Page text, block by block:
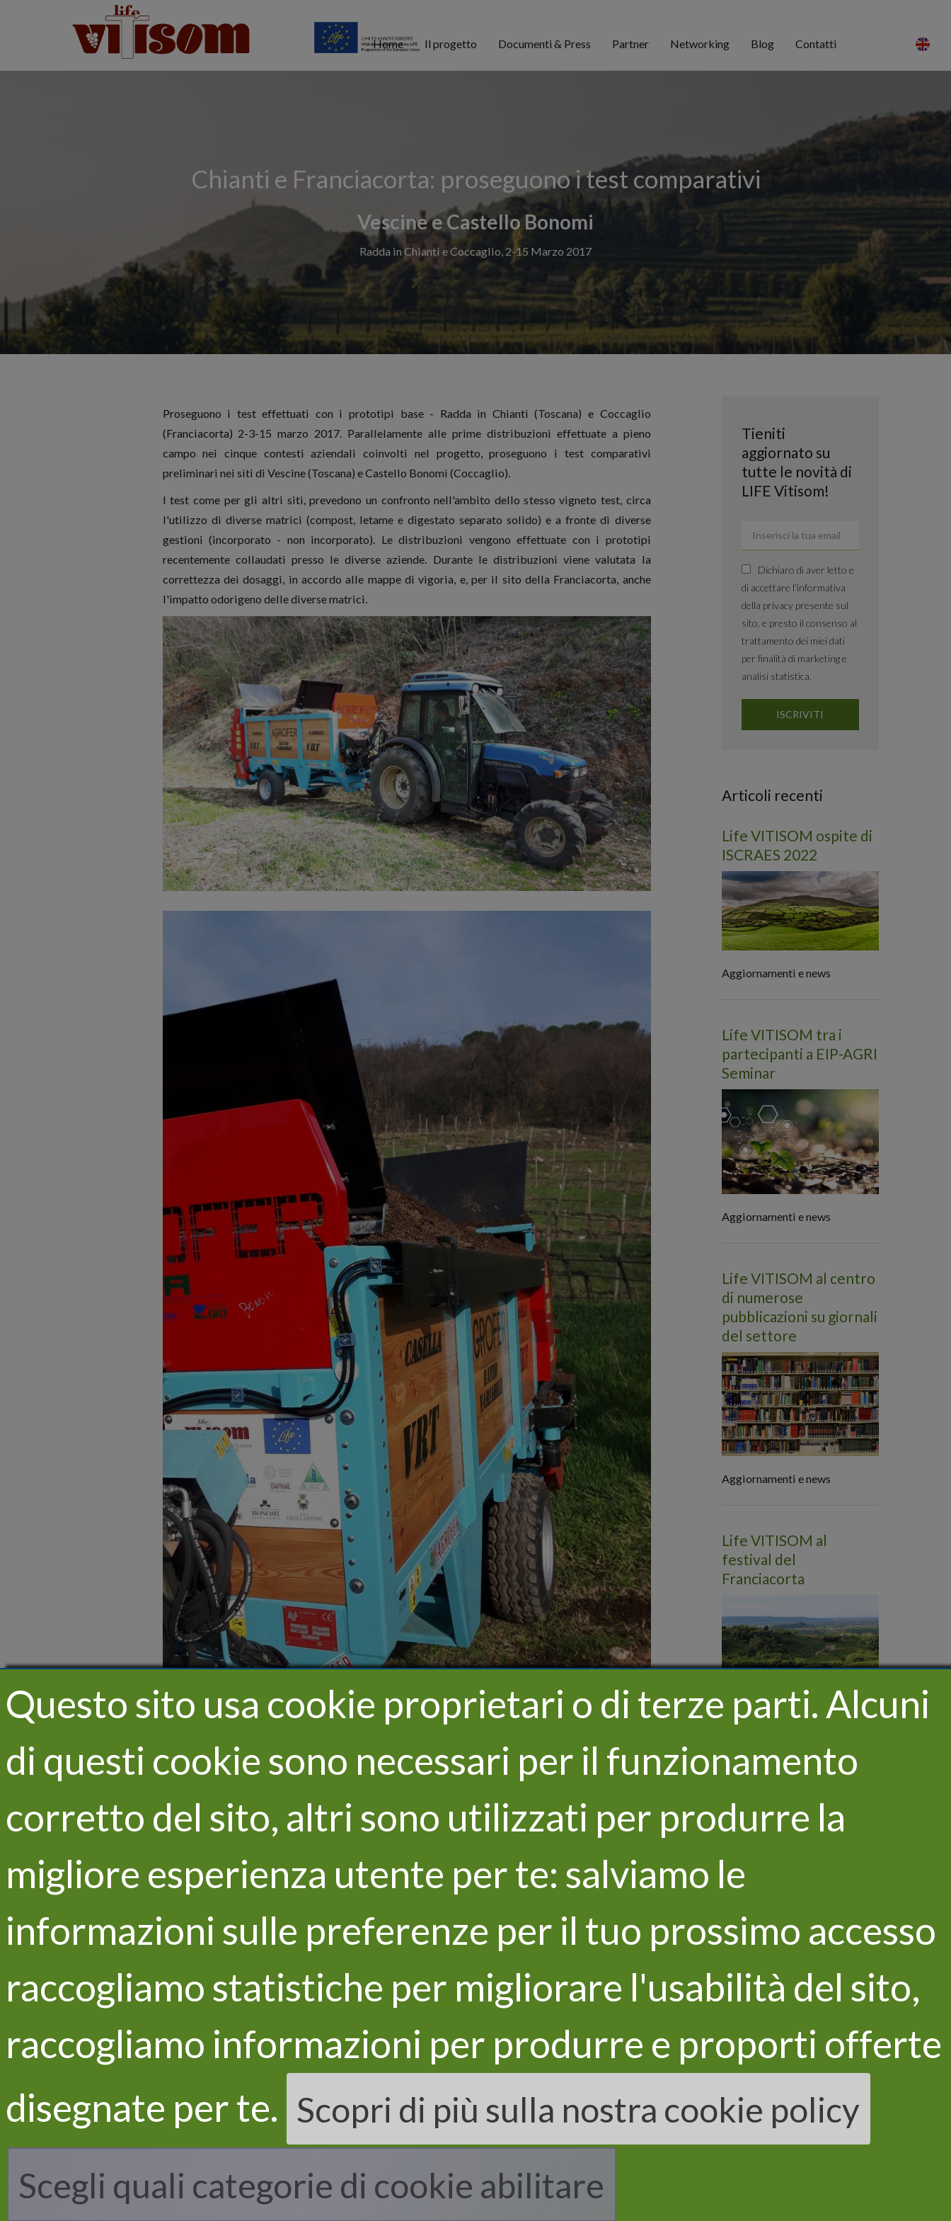
Home Il progetto Documenti & Press Partner Networking Blog Contatti
Chianti e Franciacorta: proseguono i test comparativi
Vescine e Castello Bonomi
Radda in Chianti e Coccaglio, 2-15 Marzo 2017
Proseguono i test effettuati con i prototipi base - Radda in Chianti (Toscana) e Coccaglio
(Franciacorta) 2-3-15 marzo 2017. Parallelamente alle prime distribuzioni effettuate a pieno
campo nei cinque contesti aziendali coinvolti nel progetto, proseguono i test comparativi
preliminari nei siti di Vescine (Toscana) e Castello Bonomi (Coccaglio).
I test come per gli altri siti, prevedono un confronto nell'ambito dello stesso vigneto test, circa
l'utilizzo di diverse matrici (compost, letame e digestato separato solido) e a fronte di diverse
gestioni (incorporato - non incorporato). Le distribuzioni vengono effettuate con i prototipi
recentemente collaudati presso le diverse aziende. Durante le distribuzioni viene valutata la
correttezza dei dosaggi, in accordo alle mappe di vigoria, e, per il sito della Franciacorta, anche
l'impatto odorigeno delle diverse matrici.
Tieniti
aggiornato su
tutte le novità di
LIFE Vitisom!
Dichiaro di aver letto e
di accettare l'informativa
della privacy presente sul
sito, e presto il consenso al
trattamento dei miei dati
per finalità di marketing e
analisi statistica.
Articoli recenti
Life VITISOM ospite di
ISCRAES 2022
Aggiornamenti e news
Life VITISOM tra i
partecipanti a EIP-AGRI
Seminar
Aggiornamenti e news
Life VITISOM al centro
di numerose
pubblicazioni su giornali
del settore
Aggiornamenti e news
Life VITISOM al
festival del
Franciacorta
Castello Bonomi
al convegno Life
Zeowine
LIFE VITISOM
Il progetto
Gli obiettivi
I risultati
Il programma LIFE
Partner
Privacy and cookie
Iscriviti alla newsletter
privacy presente sul sito, e presto il consenso al
trattamento dei miei dati per finalità di marketing e analisi
statistica.
Questo sito usa cookie proprietari o di terze parti. Alcuni
di questi cookie sono necessari per il funzionamento
corretto del sito, altri sono utilizzati per produrre la
migliore esperienza utente per te: salviamo le
informazioni sulle preferenze per il tuo prossimo accesso
raccogliamo statistiche per migliorare l'usabilità del sito,
raccogliamo informazioni per produrre e proporti offerte
disegnate per te. Scopri di più sulla nostra cookie policy
Scegli quali categorie di cookie abilitare